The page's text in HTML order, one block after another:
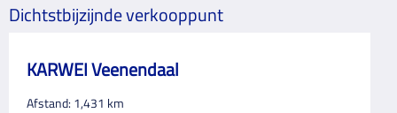
Dichtstbijzijnde verkooppunt
KARWEI Veenendaal
Afstand: 1,431 km